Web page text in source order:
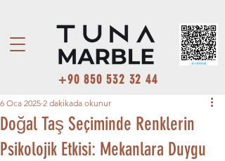
+90 850 532 32 44
Doğal Taş Seçiminde Renklerin
Psikolojik Etkisi: Mekanlara Duygu
6 Oca 2025 2 dakikada okunur